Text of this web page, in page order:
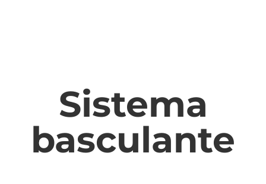
Sistema
basculante